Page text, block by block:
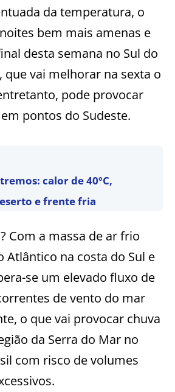
da temperatura, o
bem mais amenas e
desta semana no Sul do
que vai melhorar na sexta o
pode provocar
pontos do Sudeste.
calor de 40ºC,
e frente fria
Com a massa de ar frio
Atlântico na costa do Sul e
se um elevado fluxo de
de vento do mar
o que vai provocar chuva
da Serra do Mar no
com risco de volumes